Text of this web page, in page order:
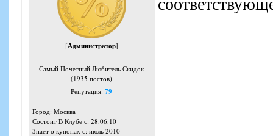
[Администратор]
Самый Почетный Любитель Скидок
(1935 постов)
Репутация:79
Город: Москва
Состоит В Клубе с: 28.06.10
Знает о купонах с: июль 2010